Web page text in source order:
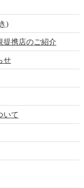
)
携店のご紹介
せ
いて